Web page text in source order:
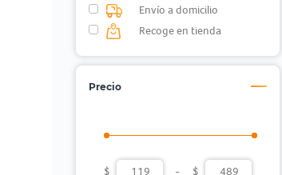
Envío a domicilio
Recoge en tienda
Precio
$ - $